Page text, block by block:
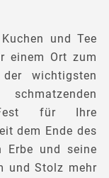
und Tee
einem Ort zum
wichtigsten
für Ihre
dem Ende des
Erbe und seine
und Stolz mehr